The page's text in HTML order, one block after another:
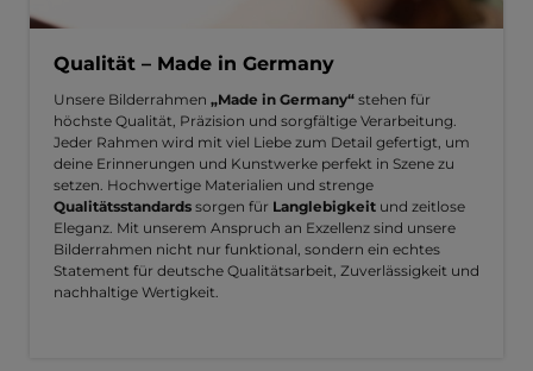
Qualität – Made in Germany
Unsere Bilderrahmen „Made in Germany“ stehen für
höchste Qualität, Präzision und sorgfältige Verarbeitung.
Jeder Rahmen wird mit viel Liebe zum Detail gefertigt, um
deine Erinnerungen und Kunstwerke perfekt in Szene zu
setzen. Hochwertige Materialien und strenge
Qualitätsstandards sorgen für Langlebigkeit und zeitlose
Eleganz. Mit unserem Anspruch an Exzellenz sind unsere
Bilderrahmen nicht nur funktional, sondern ein echtes
Statement für deutsche Qualitätsarbeit, Zuverlässigkeit und
nachhaltige Wertigkeit.